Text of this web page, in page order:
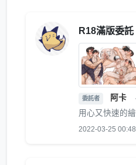
R18滿版委託
委託者 阿卡
用心又快速的
2022-03-25 00:48